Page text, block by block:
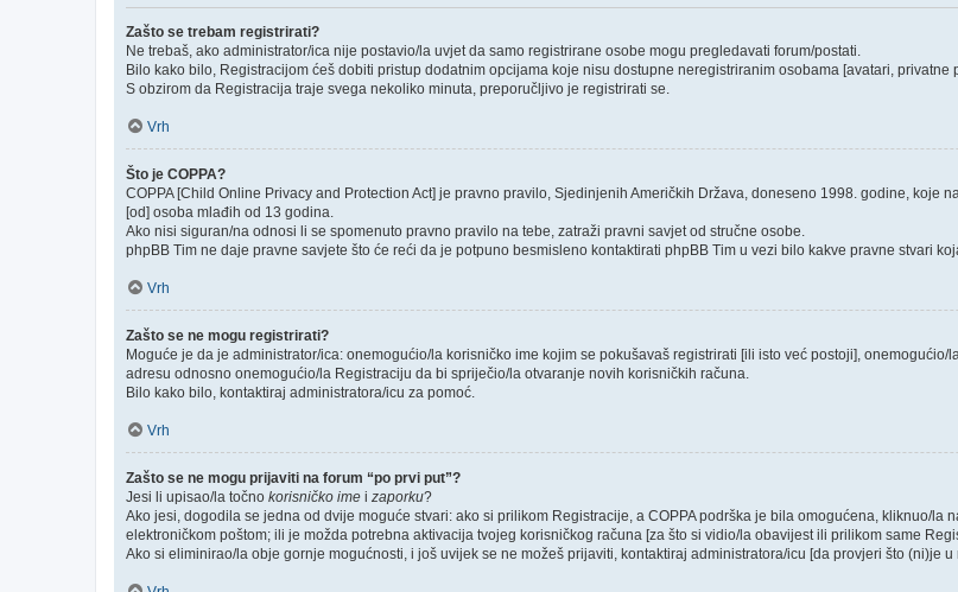
Zašto se trebam registrirati?
Ne trebaš, ako administrator/ica nije postavio/la uvjet da samo registrirane osobe mogu pregledavati forum/postati.
Bilo kako bilo, Registracijom ćeš dobiti pristup dodatnim opcijama koje nisu dostupne neregistriranim osobama [avatari, privatne
S obzirom da Registracija traje svega nekoliko minuta, preporučljivo je registrirati se.
Vrh
Što je COPPA?
COPPA [Child Online Privacy and Protection Act] je pravno pravilo, Sjedinjenih Američkih Država, doneseno 1998. godine,
[od] osoba mlađih od 13 godina.
Ako nisi siguran/na odnosi li se spomenuto pravno pravilo na tebe, zatraži pravni savjet od stručne osobe.
phpBB Tim ne daje pravne savjete što će reći da je potpuno besmisleno kontaktirati phpBB Tim u vezi bilo kakve pravne stvari
Vrh
Zašto se ne mogu registrirati?
Moguće je da je administrator/ica: onemogućio/la korisničko ime kojim se pokušavaš registrirati [ili isto već postoji],
adresu odnosno onemogućio/la Registraciju da bi spriječio/la otvaranje novih korisničkih računa.
Bilo kako bilo, kontaktiraj administratora/icu za pomoć.
Vrh
Zašto se ne mogu prijaviti na forum “po prvi put”?
Jesi li upisao/la točno korisničko ime i zaporku?
Ako jesi, dogodila se jedna od dvije moguće stvari: ako si prilikom Registracije, a COPPA podrška je bila omogućena, kliknuo/la
elektroničkom poštom; ili je možda potrebna aktivacija tvojeg korisničkog računa [za što si vidio/la obavijest ili prilikom same
Ako si eliminirao/la obje gornje mogućnosti, i još uvijek se ne možeš prijaviti, kontaktiraj administratora/icu [da provjeri što (ni)je u